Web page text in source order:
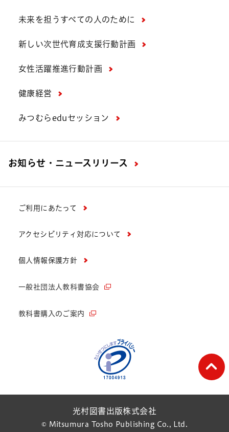
未来を担うすべての人のために
新しい次世代育成支援行動計画
女性活躍推進行動計画
健康経営
みつむらeduセッション
お知らせ・ニュースリリース
ご利用にあたって
アクセシビリティ対応について
個人情報保護方針
一般社団法人教科書協会
教科書購入のご案内
光村図書出版株式会社
© Mitsumura Tosho Publishing Co., Ltd.
ペ